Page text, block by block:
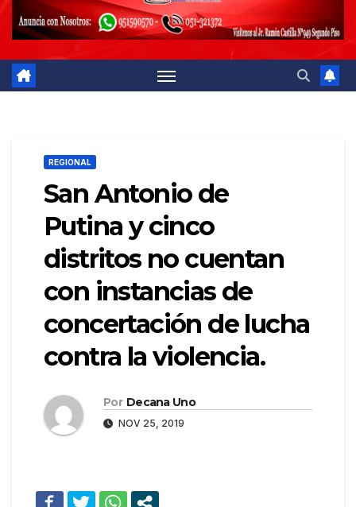
REGIONAL
San Antonio de
Putina y cinco
distritos no cuentan
con instancias de
concertación de lucha
contra la violencia.
Por Decana Uno
NOV 25, 2019